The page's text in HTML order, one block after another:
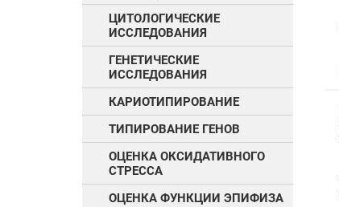
ЦИТОЛОГИЧЕСКИЕ
ИССЛЕДОВАНИЯ
ГЕНЕТИЧЕСКИЕ
ИССЛЕДОВАНИЯ
КАРИОТИПИРОВАНИЕ
ТИПИРОВАНИЕ ГЕНОВ
ОЦЕНКА ОКСИДАТИВНОГО
СТРЕССА
ОЦЕНКА ФУНКЦИИ ЭПИФИЗА